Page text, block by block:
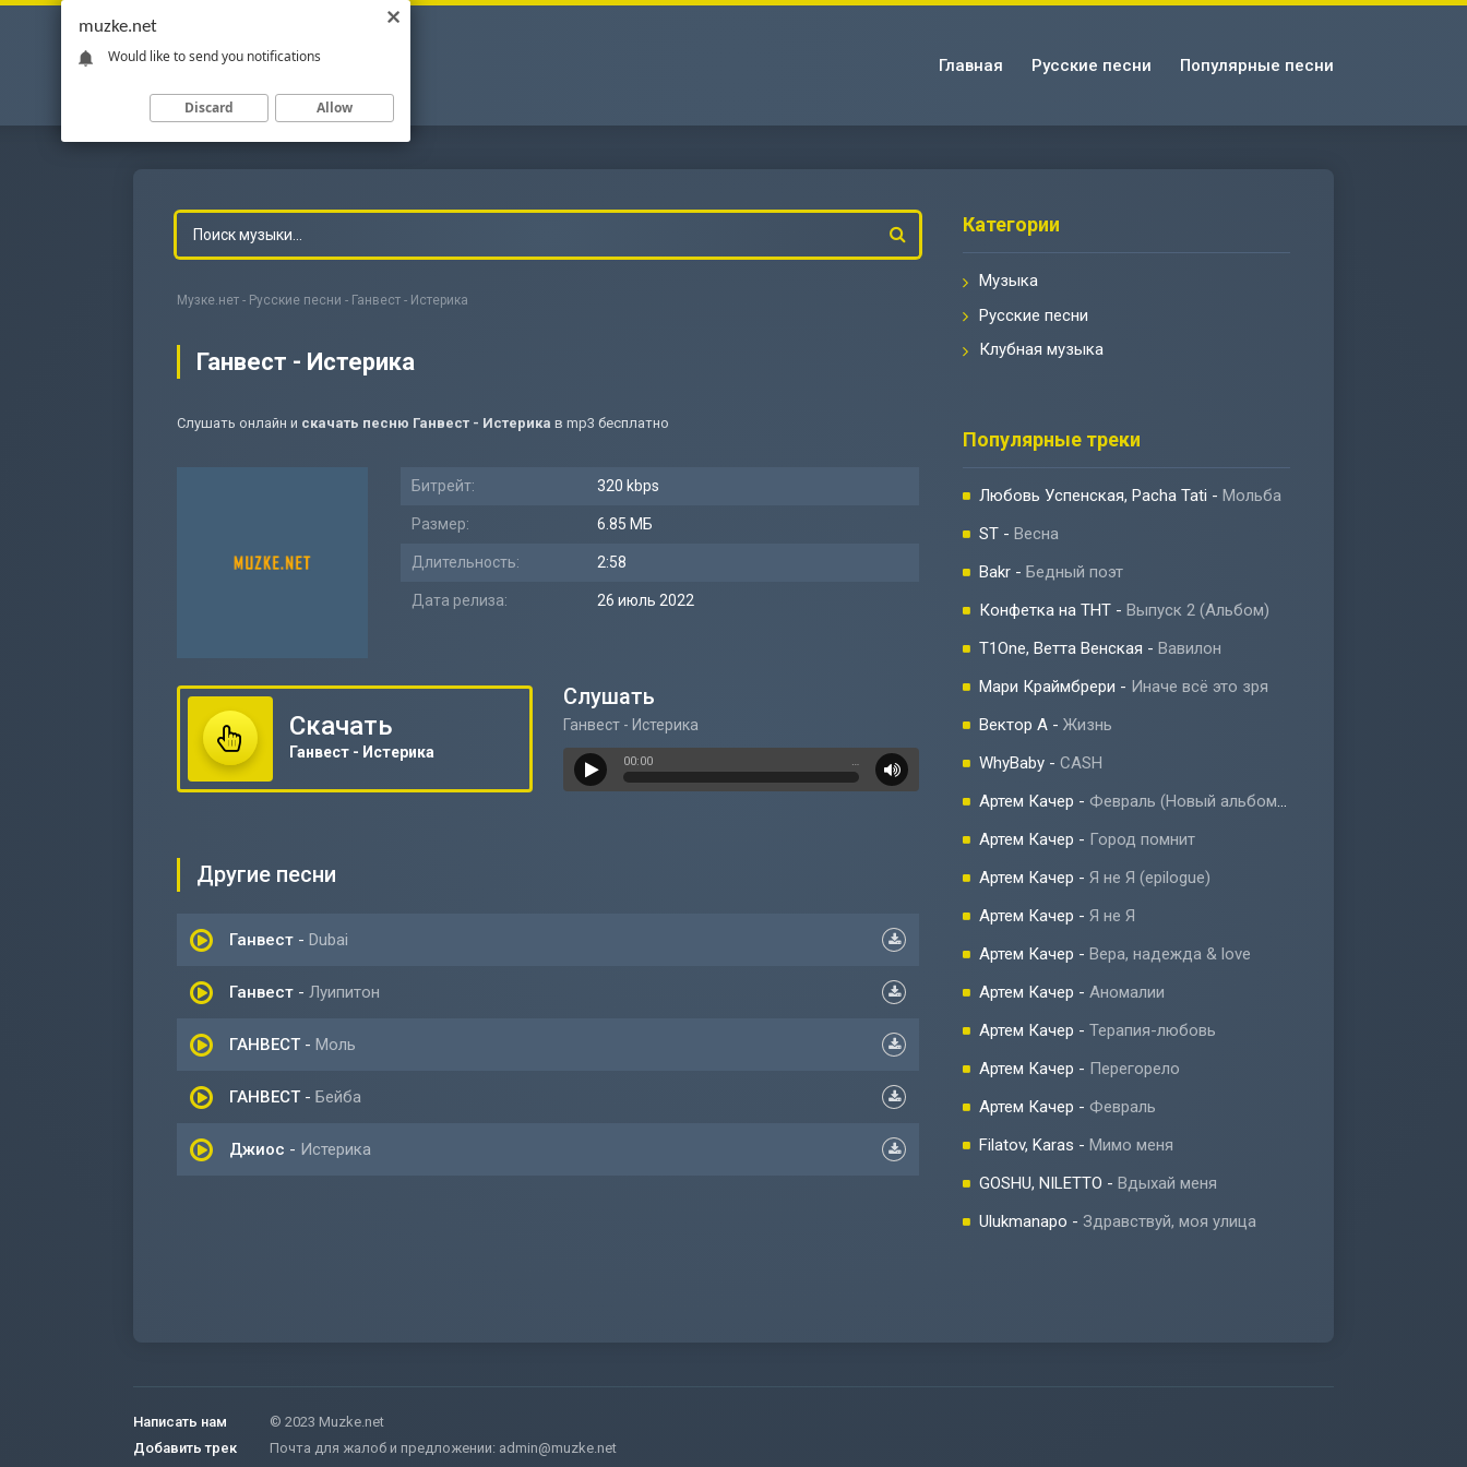
Главная Русские песни Популярные песни
Музке.нет - Русские песни - Ганвест - Истерика
Ганвест - Истерика
Слушать онлайн и скачать песню Ганвест - Истерика в mp3 бесплатно
Битрейт: 320 kbps
Размер: 6.85 МБ
Длительность: 2:58
Дата релиза: 26 июль 2022
Скачать
Ганвест - Истерика
Слушать
Ганвест - Истерика
00:00 …
Другие песни
Ганвест - Dubai
Ганвест - Луипитон
ГАНВЕСТ - Моль
ГАНВЕСТ - Бейба
Джиос - Истерика
Категории
Музыка
Русские песни
Клубная музыка
Популярные треки
Любовь Успенская, Pacha Tati - Мольба
ST - Весна
Bakr - Бедный поэт
Конфетка на ТНТ - Выпуск 2 (Альбом)
T1One, Ветта Венская - Вавилон
Мари Краймбрери - Иначе всё это зря
Вектор А - Жизнь
WhyBaby - CASH
Артем Качер - Февраль (Новый альбом 2023)
Артем Качер - Город помнит
Артем Качер - Я не Я (epilogue)
Артем Качер - Я не Я
Артем Качер - Вера, надежда & love
Артем Качер - Аномалии
Артем Качер - Терапия-любовь
Артем Качер - Перегорело
Артем Качер - Февраль
Filatov, Karas - Мимо меня
GOSHU, NILETTO - Вдыхай меня
Ulukmanapo - Здравствуй, моя улица
Написать нам
Добавить трек
© 2023 Muzke.net
Почта для жалоб и предложении: admin@muzke.net
muzke.net
Would like to send you notifications
Discard Allow